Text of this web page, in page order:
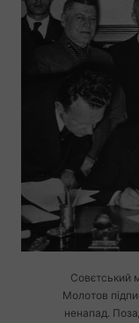
Совєтський
Молотов
ненапад.